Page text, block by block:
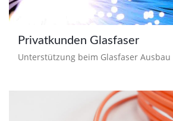
Privatkunden Glasfaser
Unterstützung beim Glasfaser